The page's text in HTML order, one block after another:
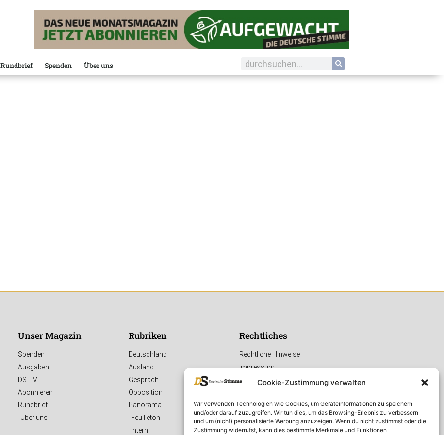
Cookie-Zustimmung verwalten
Wir verwenden Technologien wie Cookies, um Geräteinformationen zu speichern
und/oder darauf zuzugreifen. Wir tun dies, um das Browsing-Erlebnis zu verbessern
und um (nicht) personalisierte Werbung anzuzeigen. Wenn du nicht zustimmst oder die
Zustimmung widerrufst, kann dies bestimmte Merkmale und Funktionen
Rundbrief Spenden Über uns
Unser Magazin
Spenden
Ausgaben
DS-TV
Abonnieren
Rundbrief
Über uns
Rubriken
Deutschland
Ausland
Gespräch
Opposition
Panorama
Feuilleton
Intern
Rechtliches
Rechtliche Hinweise
Impressum
Datenschutzerklärung